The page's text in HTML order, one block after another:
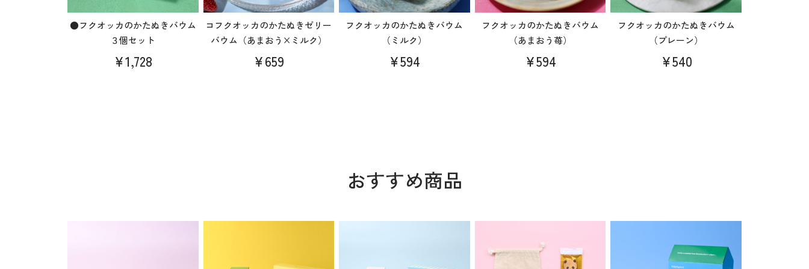
●フクオッカのかたぬきバウム
３個セット
¥1,728
コフクオッカのかたぬきゼリー
バウム（あまおう×ミルク）
¥659
フクオッカのかたぬきバウム
（ミルク）
¥594
フクオッカのかたぬきバウム
（あまおう苺）
¥594
フクオッカのかたぬきバウム
（プレーン）
¥540
おすすめ商品